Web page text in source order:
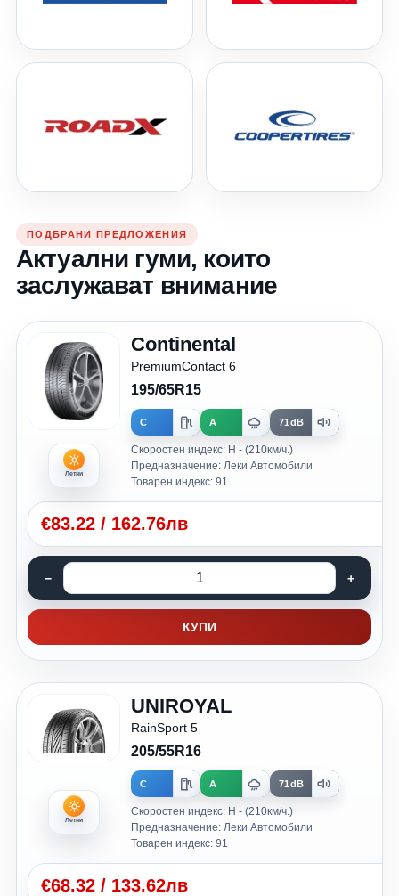
ПОДБРАНИ ПРЕДЛОЖЕНИЯ
Актуални гуми, които
заслужават внимание
Летни
Continental
PremiumContact 6
195/65R15
C A 71dB
Скоростен индекс: H - (210км/ч.)
Предназначение: Леки Автомобили
Товарен индекс: 91
€83.22 / 162.76лв
КУПИ
Летни
UNIROYAL
RainSport 5
205/55R16
C A 71dB
Скоростен индекс: H - (210км/ч.)
Предназначение: Леки Автомобили
Товарен индекс: 91
€68.32 / 133.62лв